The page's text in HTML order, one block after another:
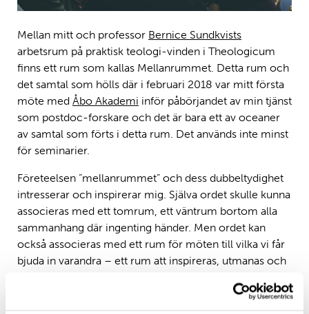
Mellan mitt och professor Bernice Sundkvists
arbetsrum på praktisk teologi-vinden i Theologicum
finns ett rum som kallas Mellanrummet. Detta rum och
det samtal som hölls där i februari 2018 var mitt första
möte med Åbo Akademi inför påbörjandet av min tjänst
som postdoc-forskare och det är bara ett av oceaner
av samtal som förts i detta rum. Det används inte minst
för seminarier.
Företeelsen ”mellanrummet” och dess dubbeltydighet
intresserar och inspirerar mig. Själva ordet skulle kunna
associeras med ett tomrum, ett väntrum bortom alla
sammanhang där ingenting händer. Men ordet kan
också associeras med ett rum för möten till vilka vi får
bjuda in varandra – ett rum att inspireras, utmanas och